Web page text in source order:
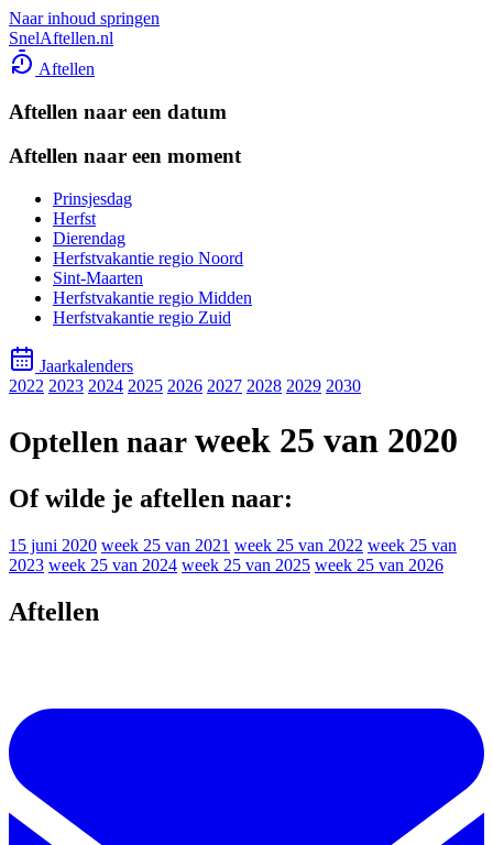
Naar inhoud springen
SnelAftellen.nl
Aftellen
Aftellen naar een datum
Aftellen naar een moment
Prinsjesdag
Herfst
Dierendag
Herfstvakantie regio Noord
Sint-Maarten
Herfstvakantie regio Midden
Herfstvakantie regio Zuid
Jaarkalenders
2022 2023 2024 2025 2026 2027 2028 2029 2030
Optellen naar week 25 van 2020
Of wilde je aftellen naar:
15 juni 2020 week 25 van 2021 week 25 van 2022 week 25 van
2023 week 25 van 2024 week 25 van 2025 week 25 van 2026
Aftellen